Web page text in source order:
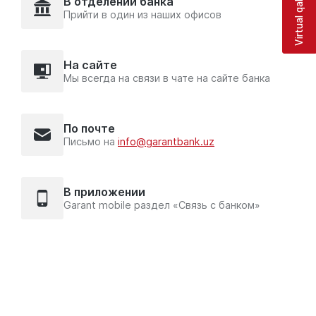
Прийти в один из наших офисов
На сайте
Мы всегда на связи в чате на сайте банка
По почте
Письмо на info@garantbank.uz
В приложении
Garant mobile раздел «Связь с банком»